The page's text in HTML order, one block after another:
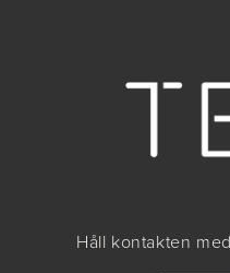
Håll kontakten